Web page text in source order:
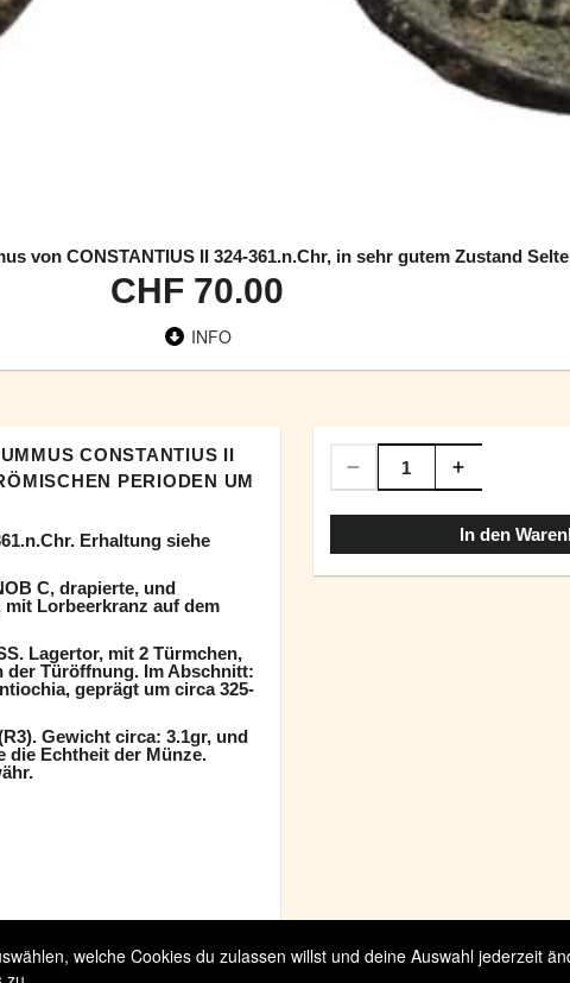
von CONSTANTIUS II 324-361.n.Chr, in sehr gutem Zustand
CHF 70.00
INFO
CONSTANTIUS II
PERIODEN UM
Erhaltung siehe
C, drapierte, und
mit Lorbeerkranz auf dem
Lagertor, mit 2 Türmchen,
der Türöffnung. Im Abschnitt:
geprägt um circa 325-
Gewicht circa: 3.1gr, und
die Echtheit der Münze.
In den
welche Cookies du zulassen willst und deine Auswahl jederzeit